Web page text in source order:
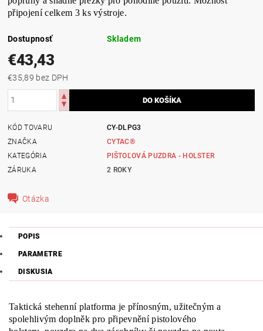
připojení celkem 3 ks výstroje.
Dostupnosť Skladem
€43,43
€35,89 bez DPH
KÓD TOVARU
CY-DLPG3
ZNAČKA
CYTAC®
KATEGÓRIA
PIŠTOĽOVÁ PUZDRA - HOLSTER
ZÁRUKA
2 ROKY
Otázka
POPIS
PARAMETRE
DISKUSIA
Taktická stehenní platforma je přínosným, užitečným a
spolehlivým doplněk pro připevnění pistolového